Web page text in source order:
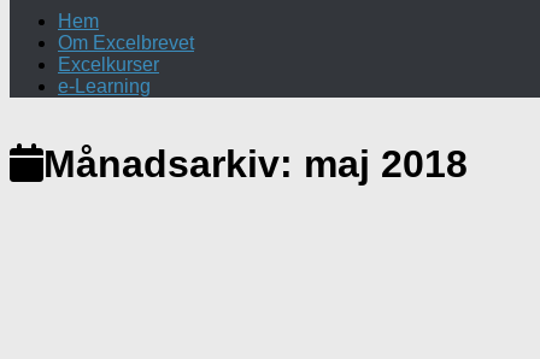
Hem
Om Excelbrevet
Excelkurser
e-Learning
Månadsarkiv: maj 2018